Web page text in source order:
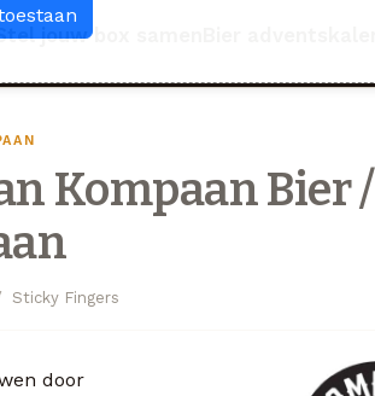
jouw box samen
Kompaan Bier /
Sticky Fingers
door